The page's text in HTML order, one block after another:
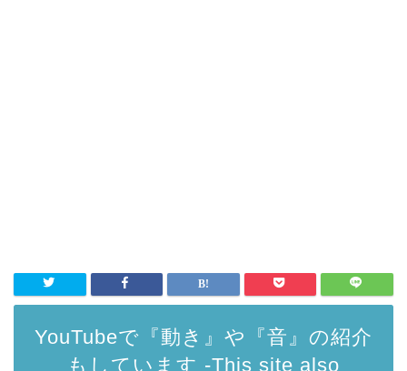
YouTubeで『動き』や『音』の紹介
もしています -This site also